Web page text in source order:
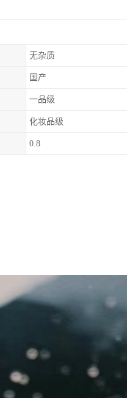
无杂质
国产
一品级
化妆品级
0.8